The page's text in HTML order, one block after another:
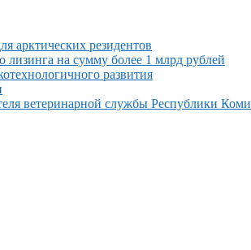
арктических резидентов
на сумму более 1 млрд рублей
развития
ветеринарной службы Республики Коми